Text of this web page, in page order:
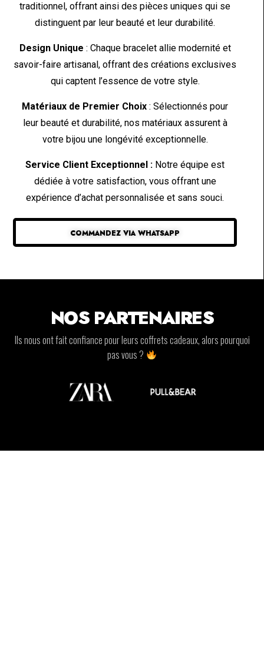
traditionnel, offrant ainsi des pièces uniques qui se
distinguent par leur beauté et leur durabilité.
Design Unique : Chaque bracelet allie modernité et
savoir-faire artisanal, offrant des créations exclusives
qui captent l’essence de votre style.
Matériaux de Premier Choix : Sélectionnés pour
leur beauté et durabilité, nos matériaux assurent à
votre bijou une longévité exceptionnelle.
Service Client Exceptionnel : Notre équipe est
dédiée à votre satisfaction, vous offrant une
expérience d’achat personnalisée et sans souci.
COMMANDEZ VIA WHATSAPP
NOS PARTENAIRES
Ils nous ont fait confiance pour leurs coffrets cadeaux, alors pourquoi
pas vous ?